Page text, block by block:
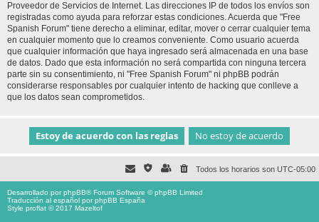
Proveedor de Servicios de Internet. Las direcciones IP de todos los envíos son
registradas como ayuda para reforzar estas condiciones. Acuerda que "Free
Spanish Forum" tiene derecho a eliminar, editar, mover o cerrar cualquier tema
en cualquier momento que lo creamos conveniente. Como usuario acuerda
que cualquier información que haya ingresado será almacenada en una base
de datos. Dado que esta información no será compartida con ninguna tercera
parte sin su consentimiento, ni "Free Spanish Forum" ni phpBB podrán
considerarse responsables por cualquier intento de hacking que conlleve a
que los datos sean comprometidos.
Todos los horarios son UTC-05:00
Desarrollado porphpBB® Forum Software © phpBB Limited
Traducción al español porphpBB España
Style proflat © 2017 Mazeltof